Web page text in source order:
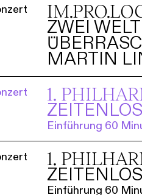
ZWEI
MARTIN
1.
Einführung 60
1.
Einführung 60